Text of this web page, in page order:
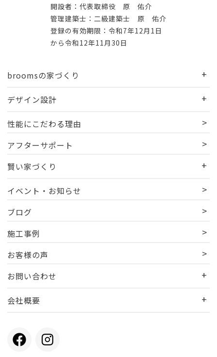
開設者：代表取締役 原 佑介
管理建築士：二級建築士 原 佑介
登録の有効期限：令和7年12月1日
から令和12年11月30日
broomsの家づくり
デザイン設計
性能にこだわる理由
アフターサポート
賢い家づくり
イベント・お知らせ
ブログ
施工事例
お客様の声
お問い合わせ
会社概要